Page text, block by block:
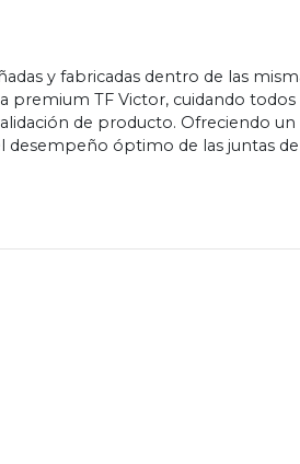
y fabricadas dentro de las
premium TF Victor, cuidando todos
de producto. Ofreciendo
desempeño óptimo de las juntas